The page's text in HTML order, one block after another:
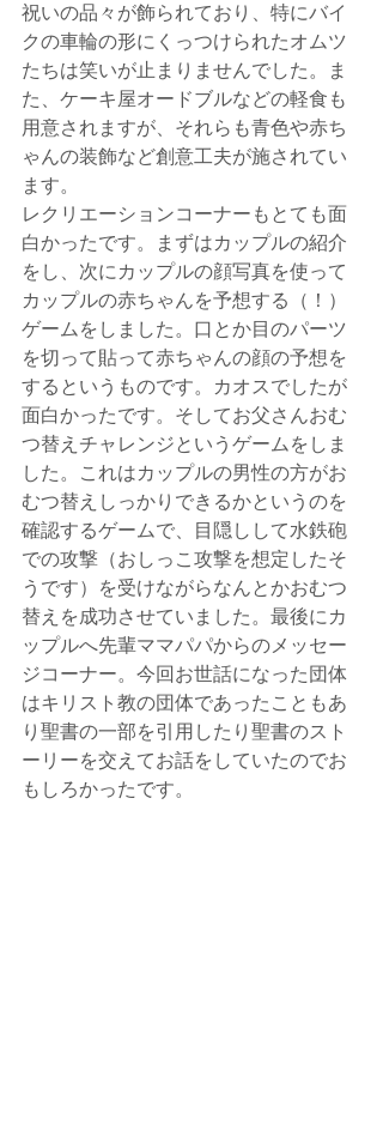
祝いの品々が飾られており、特にバイ
クの車輪の形にくっつけられたオムツ
たちは笑いが止まりませんでした。ま
た、ケーキ屋オードブルなどの軽食も
用意されますが、それらも青色や赤ち
ゃんの装飾など創意工夫が施されてい
ます。
レクリエーションコーナーもとても面
白かったです。まずはカップルの紹介
をし、次にカップルの顔写真を使って
カップルの赤ちゃんを予想する（！）
ゲームをしました。口とか目のパーツ
を切って貼って赤ちゃんの顔の予想を
するというものです。カオスでしたが
面白かったです。そしてお父さんおむ
つ替えチャレンジというゲームをしま
した。これはカップルの男性の方がお
むつ替えしっかりできるかというのを
確認するゲームで、目隠しして水鉄砲
での攻撃（おしっこ攻撃を想定したそ
うです）を受けながらなんとかおむつ
替えを成功させていました。最後にカ
ップルへ先輩ママパパからのメッセー
ジコーナー。今回お世話になった団体
はキリスト教の団体であったこともあ
り聖書の一部を引用したり聖書のスト
ーリーを交えてお話をしていたのでお
もしろかったです。